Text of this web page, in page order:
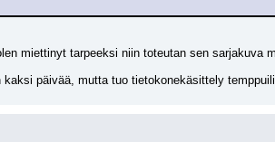
miettinyt tarpeeksi niin toteutan sen sarjakuva
päivää, mutta tuo tietokonekäsittely